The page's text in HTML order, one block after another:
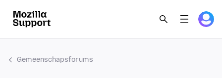
Gemeenschapsforums